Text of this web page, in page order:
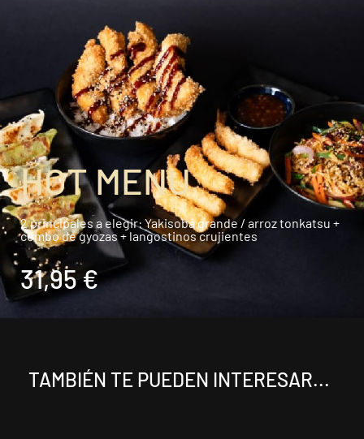
HOT MENU
2 principales a elegir: Yakisoba grande / arroz tonkatsu +
combo de gyozas + langostinos crujientes
31,95 €
TAMBIÉN TE PUEDEN INTERESAR...